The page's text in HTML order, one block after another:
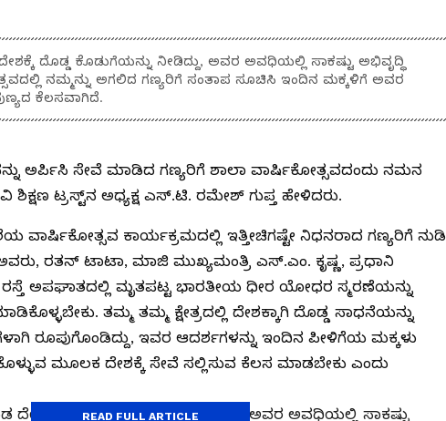
ದೊಡ್ಡ ಕೊಡುಗೆಯನ್ನು ನೀಡಿದ್ದು, ಅವರ ಅವಧಿಯಲ್ಲಿ ಸಾಕಷ್ಟು ಅಭಿವೃದ್ಧಿ
ನಮ್ಮನ್ನು ಅಗಲಿದ ಗಣ್ಯರಿಗೆ ಸಂತಾಪ ಸೂಚಿಸಿ ಇಂದಿನ ಮಕ್ಕಳಿಗೆ ಅವರ
ಕೆಲಸವಾಗಿದೆ.
ಅರ್ಪಿಸಿ ಸೇವೆ ಮಾಡಿದ ಗಣ್ಯರಿಗೆ ಶಾಲಾ ವಾರ್ಷಿಕೋತ್ಸವದಂದು ನಮನ
ಶಿಕ್ಷಣ ಟ್ರಸ್ಟ್‌ನ ಅಧ್ಯಕ್ಷ ಎಸ್.ಟಿ. ರಮೇಶ್ ಗುಪ್ತ ಹೇಳಿದರು.
ವಾರ್ಷಿಕೋತ್ಸವ ಕಾರ್ಯಕ್ರಮದಲ್ಲಿ ಇತ್ತೀಚಿಗಷ್ಟೇ ನಿಧನರಾದ ಗಣ್ಯರಿಗೆ ನುಡಿ
ರತನ್ ಟಾಟಾ, ಮಾಜಿ ಮುಖ್ಯಮಂತ್ರಿ ಎಸ್.ಎಂ. ಕೃಷ್ಣ, ಪ್ರಧಾನಿ
ಅಪಘಾತದಲ್ಲಿ ಮೃತಪಟ್ಟ ಭಾರತೀಯ ಧೀರ ಯೋಧರ ಸ್ಮರಣೆಯನ್ನು
ತಮ್ಮ ತಮ್ಮ ಕ್ಷೇತ್ರದಲ್ಲಿ ದೇಶಕ್ಕಾಗಿ ದೊಡ್ಡ ಸಾಧನೆಯನ್ನು
ರೂಪುಗೊಂಡಿದ್ದು, ಇವರ ಆದರ್ಶಗಳನ್ನು ಇಂದಿನ ಪೀಳಿಗೆಯ ಮಕ್ಕಳು
ಮೂಲಕ ದೇಶಕ್ಕೆ ಸೇವೆ ಸಲ್ಲಿಸುವ ಕೆಲಸ ಮಾಡಬೇಕು ಎಂದು
ದೇಶಕ್ಕೆ ದೊಡ್ಡ ಕೊಡುಗೆಯನ್ನು ನೀಡಿದ್ದು, ಅವರ ಅವಧಿಯಲ್ಲಿ ಸಾಕಷ್ಟು
READ FULL ARTICLE